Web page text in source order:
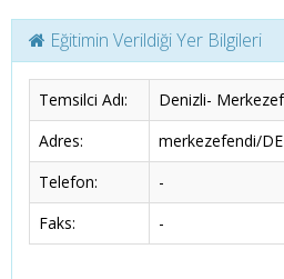
Eğitimin Verildiği Yer Bilgileri
Temsilci Adı:
Denizli-
Adres:
merkezefendi/
Telefon:
-
Faks:
-